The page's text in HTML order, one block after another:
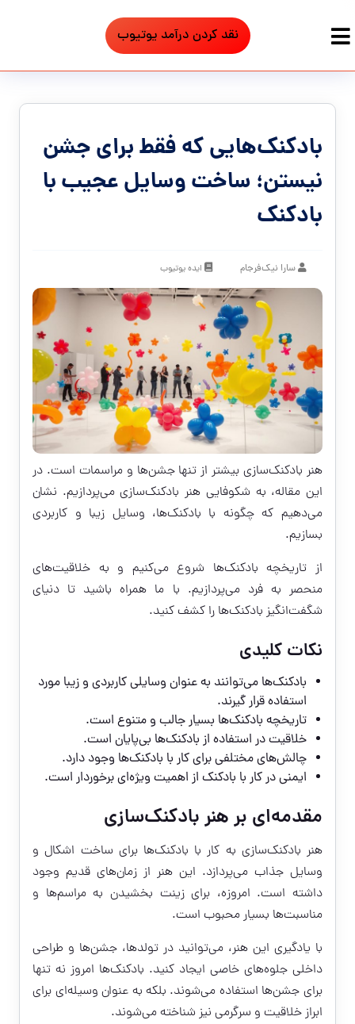
نقد کردن درآمد یوتیوب
بادکنک‌هایی که فقط برای جشن
نیستن؛ ساخت وسایل عجیب با
بادکنک
سارا نیک‌فرجام ایده یوتیوب
هنر بادکنک‌سازی بیشتر از تنها جشن‌ها و مراسمات است. در
این مقاله، به شکوفایی هنر بادکنک‌سازی می‌پردازیم. نشان
می‌دهیم که چگونه با بادکنک‌ها، وسایل زیبا و کاربردی
بسازیم.
از تاریخچه بادکنک‌ها شروع می‌کنیم و به خلاقیت‌های
منحصر به فرد می‌پردازیم. با ما همراه باشید تا دنیای
شگفت‌انگیز بادکنک‌ها را کشف کنید.
نکات کلیدی
بادکنک‌ها می‌توانند به عنوان وسایلی کاربردی و زیبا مورد
استفاده قرار گیرند.
تاریخچه بادکنک‌ها بسیار جالب و متنوع است.
خلاقیت در استفاده از بادکنک‌ها بی‌پایان است.
چالش‌های مختلفی برای کار با بادکنک‌ها وجود دارد.
ایمنی در کار با بادکنک از اهمیت ویژه‌ای برخوردار است.
مقدمه‌ای بر هنر بادکنک‌سازی
هنر بادکنک‌سازی به کار با بادکنک‌ها برای ساخت اشکال و
وسایل جذاب می‌پردازد. این هنر از زمان‌های قدیم وجود
داشته است. امروزه، برای زینت بخشیدن به مراسم‌ها و
مناسبت‌ها بسیار محبوب است.
با یادگیری این هنر، می‌توانید در تولدها، جشن‌ها و طراحی
داخلی جلوه‌های خاصی ایجاد کنید. بادکنک‌ها امروز نه تنها
برای جشن‌ها استفاده می‌شوند. بلکه به عنوان وسیله‌ای برای
ابراز خلاقیت و سرگرمی نیز شناخته می‌شوند.